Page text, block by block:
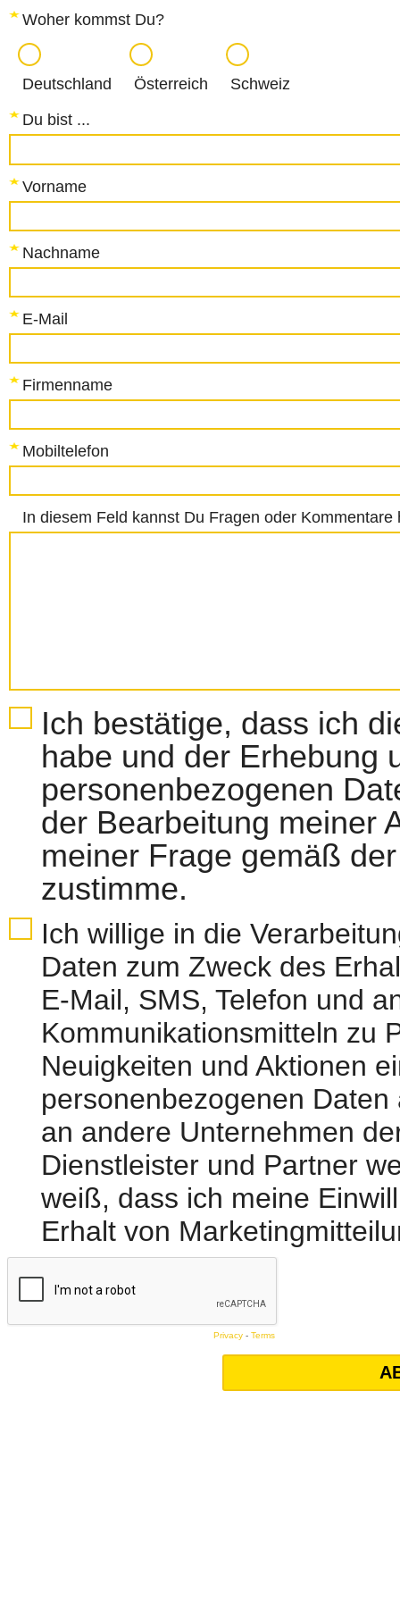
Woher kommst Du?
Deutschland Österreich
Schweiz
Du bist ...
Vorname
Nachname
E-Mail
Firmenname
Mobiltelefon
In diesem Feld kannst Du Fragen oder Kommentare
Ich bestätige, dass ich
habe und der Erhebung
personenbezogenen
der Bearbeitung meiner
meiner Frage gemäß
zustimme.
Ich willige in die
Daten zum Zweck des
E-Mail, SMS, Telefon und
Kommunikationsmitteln zu
Neuigkeiten und Aktionen
personenbezogenen
an andere Unternehmen
Dienstleister und Partner
weiß, dass ich meine
Erhalt von
Privacy - Terms